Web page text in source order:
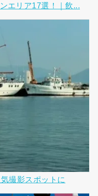
エリア17選！｜飲...
撮影スポットに